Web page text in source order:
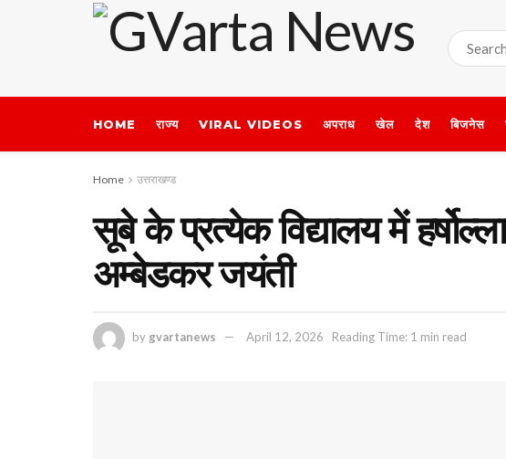
HOME राज्य VIRAL VIDEOS अपराध खेल देश बिजनेस
Home उत्तराखण्ड
सूबे के प्रत्येक विद्यालय में
अम्बेडकर जयंती
by gvartanews April 12, 2026 Reading Time: 1 min read